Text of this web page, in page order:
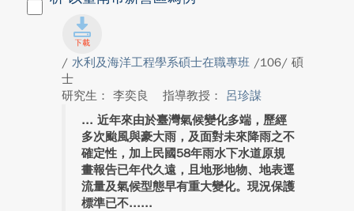
/ 水利及海洋工程學系碩士在職專班 /106/ 碩
士
研究生： 李奕良
指導教授： 呂珍謀
近年來由於臺灣氣候變化多端，歷經
多次颱風與豪大雨，及面對未來降雨之不
確定性，加上民國58年雨水下水道原規
畫報告已年代久遠，且地形地物、地表逕
流量及氣候型態早有重大變化。現況保護
標準已不...